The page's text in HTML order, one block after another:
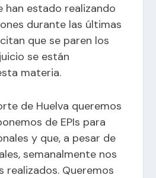
han estado realizando
durante las últimas
que se paren los
se están
materia.
de Huelva queremos
de EPIs para
y que, a pesar de
semanalmente nos
realizados. Queremos